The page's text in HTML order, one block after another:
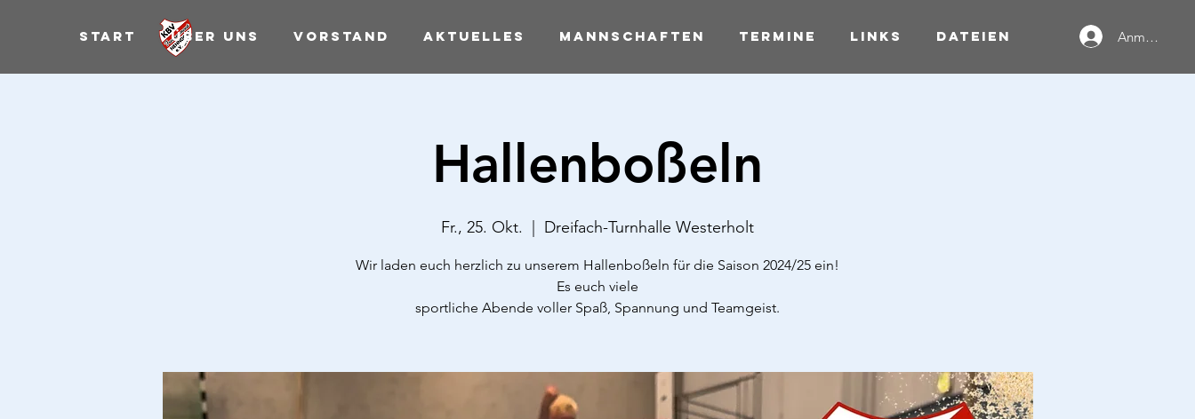
Start Über uns Vorstand Aktuelles Mannschaften Termine Links Dateien Anmelden
Hallenboßeln
Fr., 25. Okt. Dreifach-Turnhalle Westerholt
Wir laden euch herzlich zu unserem Hallenboßeln für die Saison 2024/25 ein!
Es euch viele
sportliche Abende voller Spaß, Spannung und Teamgeist.